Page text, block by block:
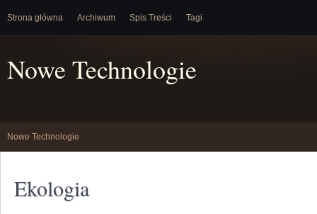
Strona główna Archiwum Spis Treści Tagi
Nowe Technologie
Nowe Technologie
Ekologia